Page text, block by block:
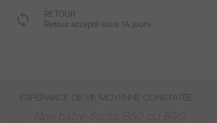
RETOUR
Retour accepté sous 14 jours
ESPÉRANCE DE VIE MOYENNE CONSTATÉE :
Nos baby-foots B60 ou B90